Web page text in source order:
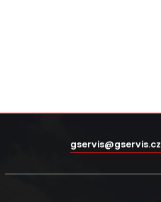
gservis@gservis.cz